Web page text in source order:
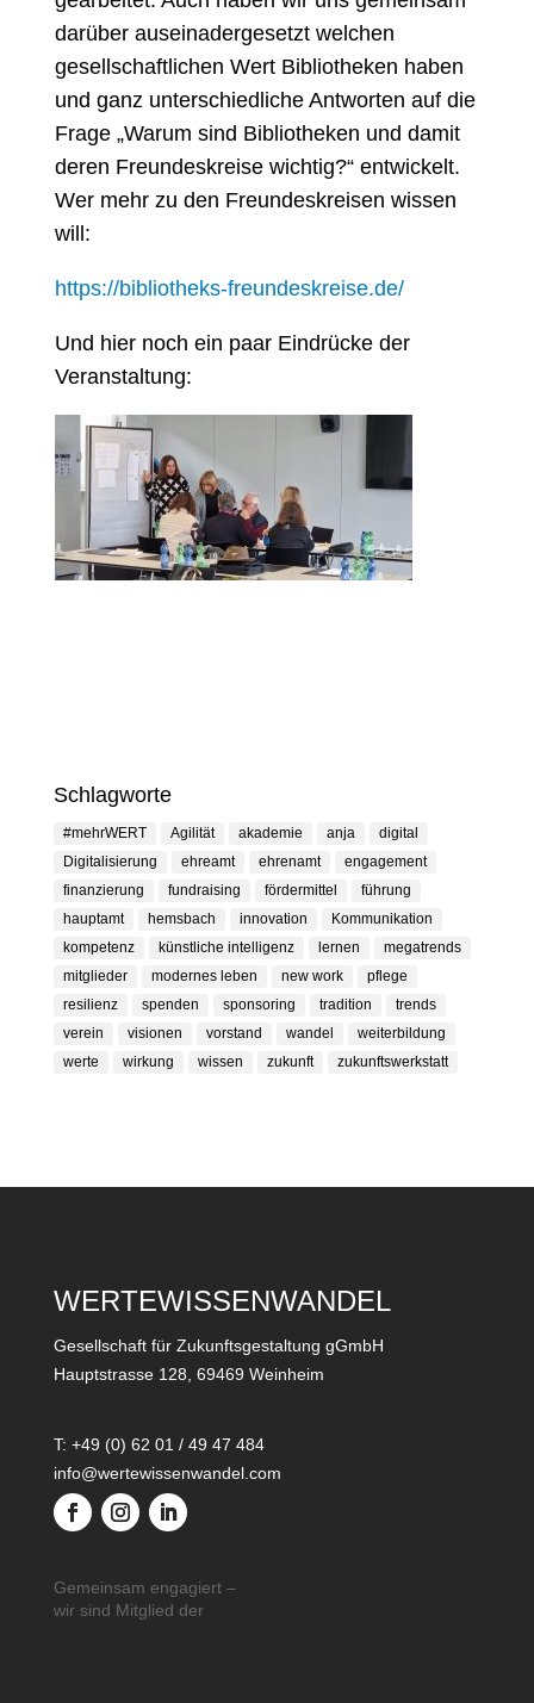
darüber auseinadergesetzt welchen
gesellschaftlichen Wert Bibliotheken haben
und ganz unterschiedliche Antworten auf die
Frage „Warum sind Bibliotheken und damit
deren Freundeskreise wichtig?“ entwickelt.
Wer mehr zu den Freundeskreisen wissen
will:
https://bibliotheks-freundeskreise.de/
Und hier noch ein paar Eindrücke der
Veranstaltung:
Schlagworte
#mehrWERT Agilität akademie anja
digital
Digitalisierung
ehreamt ehrenamt
engagement
finanzierung
fundraising fördermittel
führung
hauptamt
hemsbach innovation
Kommunikation
kompetenz
künstliche intelligenz lernen
megatrends
mitglieder
modernes leben new work
pflege
resilienz
spenden sponsoring tradition
trends
verein
visionen vorstand wandel
weiterbildung
werte
wirkung wissen zukunft zukunftswerkstatt
WERTEWISSENWANDEL
Gesellschaft für Zukunftsgestaltung gGmbH
Hauptstrasse 128, 69469 Weinheim
T: +49 (0) 62 01 / 49 47 484
info@wertewissenwandel.com
Gemeinsam engagiert –
wir sind Mitglied der